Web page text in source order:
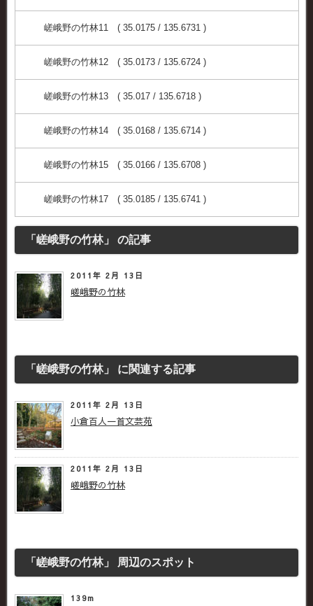
嵯峨野の竹林11 ( 35.0175 / 135.6731 )
嵯峨野の竹林12 ( 35.0173 / 135.6724 )
嵯峨野の竹林13 ( 35.017 / 135.6718 )
嵯峨野の竹林14 ( 35.0168 / 135.6714 )
嵯峨野の竹林15 ( 35.0166 / 135.6708 )
嵯峨野の竹林17 ( 35.0185 / 135.6741 )
「嵯峨野の竹林」 の記事
2011年 2月 13日
嵯峨野の竹林
「嵯峨野の竹林」 に関連する記事
2011年 2月 13日
小倉百人一首文芸苑
2011年 2月 13日
嵯峨野の竹林
「嵯峨野の竹林」 周辺のスポット
139m